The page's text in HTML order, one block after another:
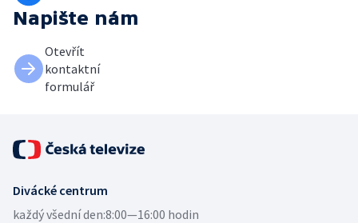
Napište nám
Otevřít
kontaktní
formulář
Divácké centrum
každý všední den:8:00—16:00 hodin